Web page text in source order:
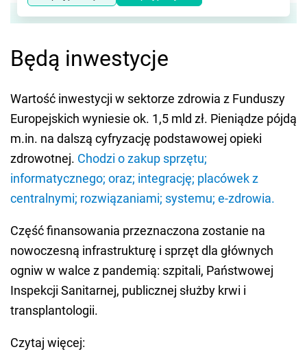
Będą inwestycje
Wartość inwestycji w sektorze zdrowia z Funduszy
Europejskich wyniesie ok. 1,5 mld zł. Pieniądze pójdą
m.in. na dalszą cyfryzację podstawowej opieki
zdrowotnej. Chodzi o zakup sprzętu;
informatycznego; oraz; integrację; placówek z
centralnymi; rozwiązaniami; systemu; e-zdrowia.
Część finansowania przeznaczona zostanie na
nowoczesną infrastrukturę i sprzęt dla głównych
ogniw w walce z pandemią: szpitali, Państwowej
Inspekcji Sanitarnej, publicznej służby krwi i
transplantologii.
Czytaj więcej: